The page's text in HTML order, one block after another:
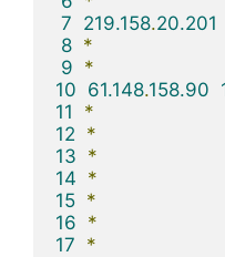
7 219.158.20.201
8 *
9 *
10 61.148.158.90
11
*
12 *
13 *
14 *
15 *
16 *
17 *